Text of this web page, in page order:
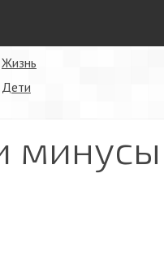
Жизнь
Дети
минусы